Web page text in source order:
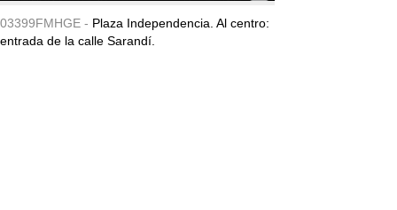
03399FMHGE - Plaza Independencia. Al centro:
entrada de la calle Sarandí.